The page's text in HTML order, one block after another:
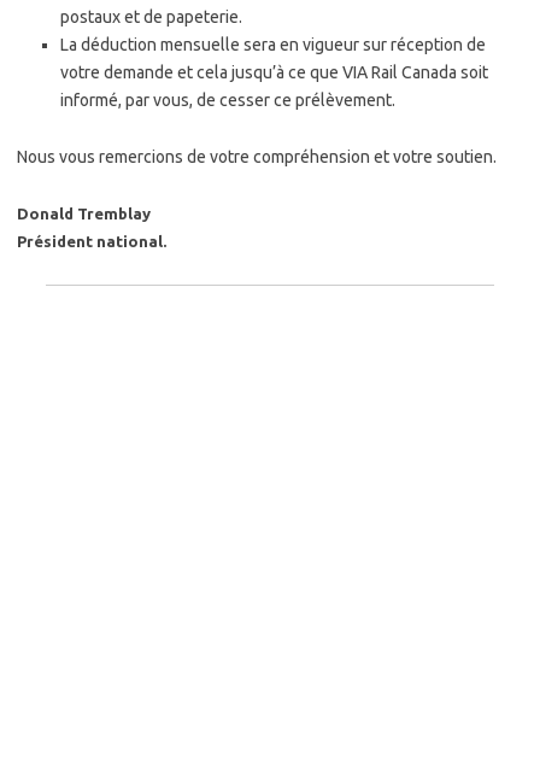
postaux et de papeterie.
La déduction mensuelle sera en vigueur sur réception de
votre demande et cela jusqu’à ce que VIA Rail Canada soit
informé, par vous, de cesser ce prélèvement.
Nous vous remercions de votre compréhension et votre soutien.
Donald Tremblay
Président national.